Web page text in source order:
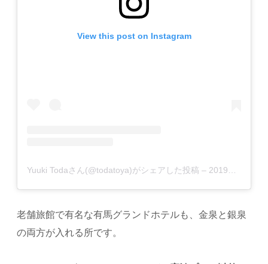
View this post on Instagram
Yuuki Todaさん(@todatoya)がシェアした投稿 – 2019年 1月月4日午後3時17分PST
老舗旅館で有名な有馬グランドホテルも、金泉と銀泉
の両方が入れる所です。